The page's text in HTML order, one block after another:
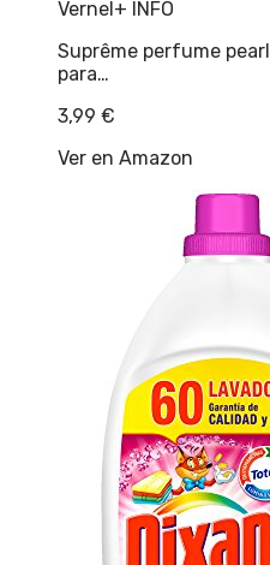
Vernel+ INFO
Suprême perfume
para…
3,99 €
Ver en Amazon